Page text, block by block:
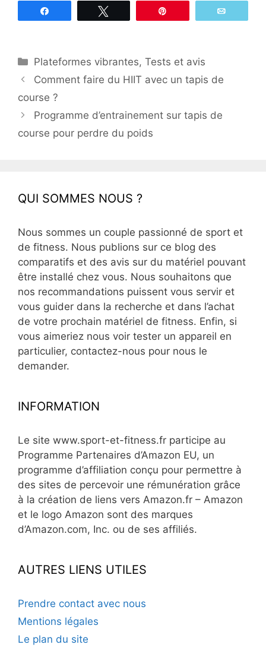
Catégories
Plateformes vibrantes,Tests et avis
Comment faire du HIIT avec un tapis de
course ?
Programme d’entrainement sur tapis de
course pour perdre du poids
QUI SOMMES NOUS ?
Nous sommes un couple passionné de sport et
de fitness. Nous publions sur ce blog des
comparatifs et des avis sur du matériel pouvant
être installé chez vous. Nous souhaitons que
nos recommandations puissent vous servir et
vous guider dans la recherche et dans l’achat
de votre prochain matériel de fitness. Enfin, si
vous aimeriez nous voir tester un appareil en
particulier, contactez-nous pour nous le
demander.
INFORMATION
Le site www.sport-et-fitness.fr participe au
Programme Partenaires d’Amazon EU, un
programme d’affiliation conçu pour permettre à
des sites de percevoir une rémunération grâce
à la création de liens vers Amazon.fr – Amazon
et le logo Amazon sont des marques
d’Amazon.com, Inc. ou de ses affiliés.
AUTRES LIENS UTILES
Prendre contact avec nous
Mentions légales
Le plan du site